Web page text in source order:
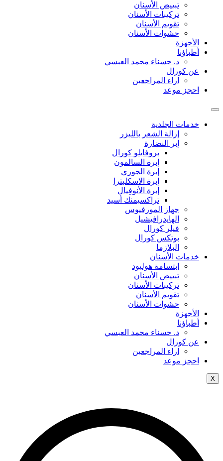
تبييض الأسنان
تركيبات الأسنان
تقويم الأسنان
حشوات الأسنان
الأجهزة
أطباؤنا
د. حسناء محمد العبسي
عن كورال
اراء المراجعين
احجز موعد
خدمات الجلدية
إزالة الشعر بالليزر
إبر النضارة
بروفايلو كورال
إبرة السالمون
إبرة الجوري
إبرة الاسكلبترا
إبرة الأنوفِيال
تراكسيمنك أسيد
جهاز المورفيوس
الهايدرافيشيل
فيلر كورال
بوتكس كورال
البلازما
خدمات الأسنان
ابتسامة هوليود
تبييض الأسنان
تركيبات الأسنان
تقويم الأسنان
حشوات الأسنان
الأجهزة
أطباؤنا
د. حسناء محمد العبسي
عن كورال
اراء المراجعين
احجز موعد
X